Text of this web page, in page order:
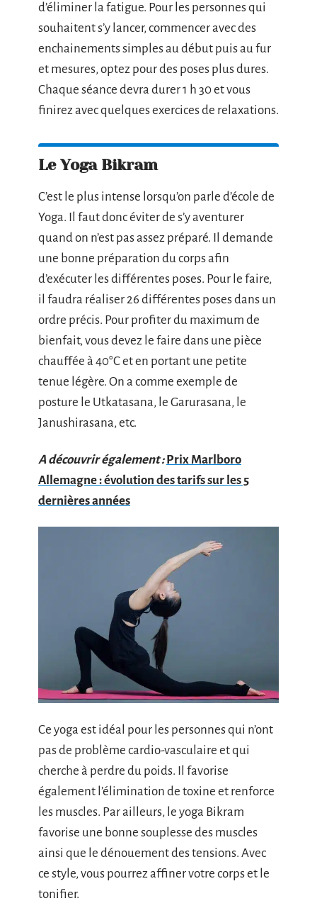
d’éliminer la fatigue. Pour les personnes qui
souhaitent s’y lancer, commencer avec des
enchainements simples au début puis au fur
et mesures, optez pour des poses plus dures.
Chaque séance devra durer 1 h 30 et vous
finirez avec quelques exercices de relaxations.
Le Yoga Bikram
C’est le plus intense lorsqu’on parle d’école de
Yoga. Il faut donc éviter de s’y aventurer
quand on n’est pas assez préparé. Il demande
une bonne préparation du corps afin
d’exécuter les différentes poses. Pour le faire,
il faudra réaliser 26 différentes poses dans un
ordre précis. Pour profiter du maximum de
bienfait, vous devez le faire dans une pièce
chauffée à 40°C et en portant une petite
tenue légère. On a comme exemple de
posture le Utkatasana, le Garurasana, le
Janushirasana, etc.
A découvrir également : Prix Marlboro
Allemagne : évolution des tarifs sur les 5
dernières années
Ce yoga est idéal pour les personnes qui n’ont
pas de problème cardio-vasculaire et qui
cherche à perdre du poids. Il favorise
également l’élimination de toxine et renforce
les muscles. Par ailleurs, le yoga Bikram
favorise une bonne souplesse des muscles
ainsi que le dénouement des tensions. Avec
ce style, vous pourrez affiner votre corps et le
tonifier.